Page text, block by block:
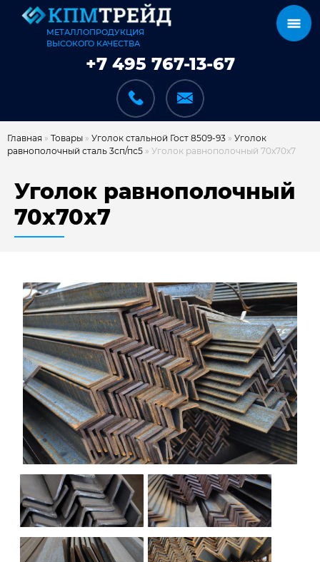
МЕТАЛЛОПРОДУКЦИЯ
ВЫСОКОГО КАЧЕСТВА
+7 495 767-13-67
КАТАЛОГ
КАК МЫ РАБОТАЕМ
ДОСТАВКА И ОПЛАТА
НАШИ ОБЪЕКТЫ
ОТЗЫВЫ
О НАС
БЛОГ
КОНТАКТЫ
Главная » Товары » Уголок стальной Гост 8509-93 » Уголок
равнополочный сталь 3сп/пс5 » Уголок равнополочный 70х70х7
Уголок равнополочный
70х70х7